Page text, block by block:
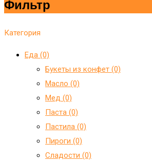
Фильтр
Категория
Еда (0)
Букеты из конфет (0)
Масло (0)
Мед (0)
Паста (0)
Пастила (0)
Пироги (0)
Сладости (0)